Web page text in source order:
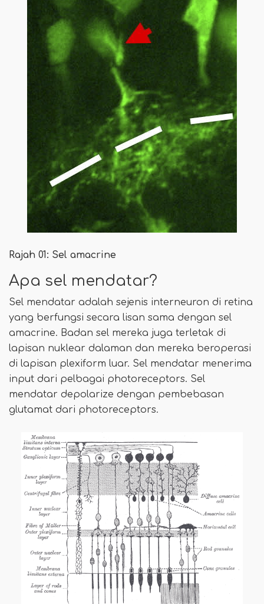
Rajah 01: Sel amacrine
Apa sel mendatar?
Sel mendatar adalah sejenis interneuron di retina
yang berfungsi secara lisan sama dengan sel
amacrine. Badan sel mereka juga terletak di
lapisan nuklear dalaman dan mereka beroperasi
di lapisan plexiform luar. Sel mendatar menerima
input dari pelbagai photoreceptors. Sel
mendatar depolarize dengan pembebasan
glutamat dari photoreceptors.